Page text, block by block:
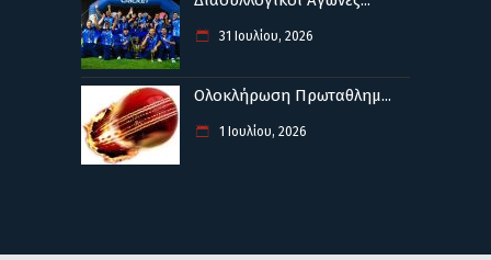
31 Ιουλίου, 2026
Ολοκλήρωση Πρωταθλημ...
1 Ιουλίου, 2026